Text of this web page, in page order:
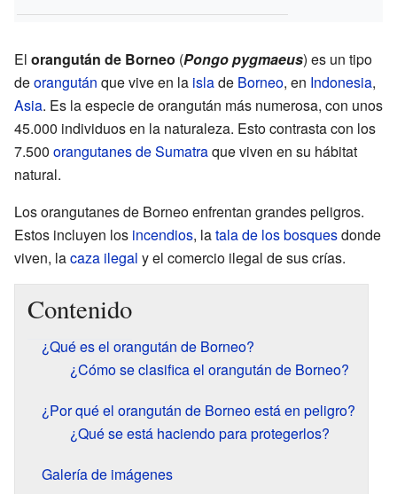
El orangután de Borneo (Pongo pygmaeus) es un tipo
deorangután que vive en la islade Borneo, en Indonesia,
Asia. Es la especie de orangután más numerosa, con unos
45.000 individuos en la naturaleza. Esto contrasta con los
7.500 orangutanes de Sumatraque viven en su hábitat
natural.
Los orangutanes de Borneo enfrentan grandes peligros.
Estos incluyen los incendios, latala de los bosquesdonde
viven, lacaza ilegal y el comercio ilegal de sus crías.
Contenido
¿Qué es el orangután de Borneo?
¿Cómo se clasifica el orangután de Borneo?
¿Por qué el orangután de Borneo está en peligro?
¿Qué se está haciendo para protegerlos?
Galería de imágenes